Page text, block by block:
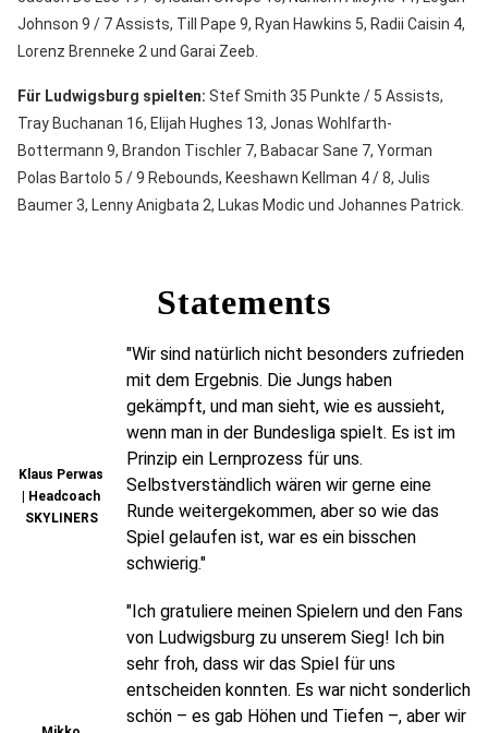
Johnson 9 / 7 Assists, Till Pape 9, Ryan Hawkins 5, Radii Caisin 4,
Lorenz Brenneke 2 und Garai Zeeb.
Für Ludwigsburg spielten: Stef Smith 35 Punkte / 5 Assists,
Tray Buchanan 16, Elijah Hughes 13, Jonas Wohlfarth-
Bottermann 9, Brandon Tischler 7, Babacar Sane 7, Yorman
Polas Bartolo 5 / 9 Rebounds, Keeshawn Kellman 4 / 8, Julis
Baumer 3, Lenny Anigbata 2, Lukas Modic und Johannes Patrick.
Statements
Klaus Perwas
| Headcoach
SKYLINERS
"Wir sind natürlich nicht besonders zufrieden
mit dem Ergebnis. Die Jungs haben
gekämpft, und man sieht, wie es aussieht,
wenn man in der Bundesliga spielt. Es ist im
Prinzip ein Lernprozess für uns.
Selbstverständlich wären wir gerne eine
Runde weitergekommen, aber so wie das
Spiel gelaufen ist, war es ein bisschen
schwierig."
"Ich gratuliere meinen Spielern und den Fans
von Ludwigsburg zu unserem Sieg! Ich bin
sehr froh, dass wir das Spiel für uns
entscheiden konnten. Es war nicht sonderlich
schön – es gab Höhen und Tiefen –, aber wir